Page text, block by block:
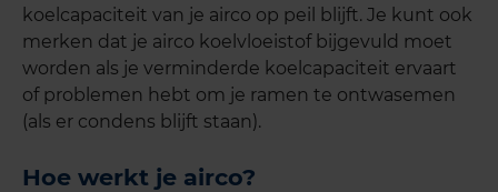
koelcapaciteit van je airco op peil blijft. Je kunt ook
merken dat je airco koelvloeistof bijgevuld moet
worden als je verminderde koelcapaciteit ervaart
of problemen hebt om je ramen te ontwasemen
(als er condens blijft staan).
Hoe werkt je airco?